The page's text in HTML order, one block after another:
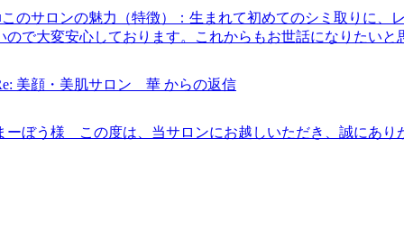
のサロンの魅力（特徴）： 生まれて初めてのシミ取りに、
ので大変安心しております。これからもお世話になりたいと
美顔・美肌サロン 華 からの返信
ーぼう様 この度は、当サロンにお越しいただき、誠にあり